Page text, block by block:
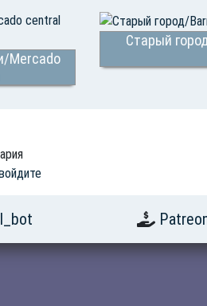
Mercado
Старый